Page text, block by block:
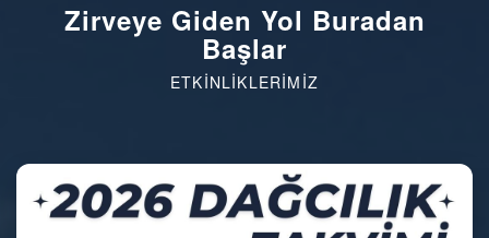
Zirveye Giden Yol Buradan
Başlar
ETKINLIKLERIMIZ